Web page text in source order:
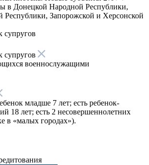
в Донецкой Народной Республики,
Республики, Запорожской и Херсонской
супругов
супругов
военнослужащими
младше 7 лет; есть ребенок-
18 лет; есть 2 несовершеннолетних
в «малых городах»).